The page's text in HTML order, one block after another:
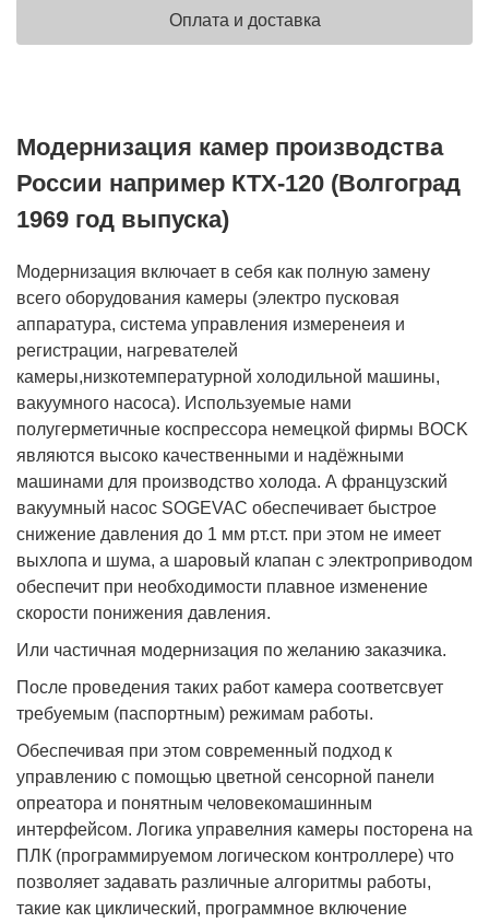
Оплата и доставка
Модернизация камер производства
России например КТХ-120 (Волгоград
1969 год выпуска)
Модернизация включает в себя как полную замену
всего оборудования камеры (электро пусковая
аппаратура, система управления измеренеия и
регистрации, нагревателей
камеры,низкотемпературной холодильной машины,
вакуумного насоса). Используемые нами
полугерметичные коспрессора немецкой фирмы BOCK
являются высоко качественными и надёжными
машинами для производство холода. А французский
вакуумный насос SOGEVAC обеспечивает быстрое
снижение давления до 1 мм рт.ст. при этом не имеет
выхлопа и шума, а шаровый клапан с электроприводом
обеспечит при необходимости плавное изменение
скорости понижения давления.
Или частичная модернизация по желанию заказчика.
После проведения таких работ камера соответсвует
требуемым (паспортным) режимам работы.
Обеспечивая при этом современный подход к
управлению с помощью цветной сенсорной панели
опреатора и понятным человекомашинным
интерфейсом. Логика управелния камеры посторена на
ПЛК (программируемом логическом контроллере) что
позволяет задавать различные алгоритмы работы,
такие как циклический, программное включение